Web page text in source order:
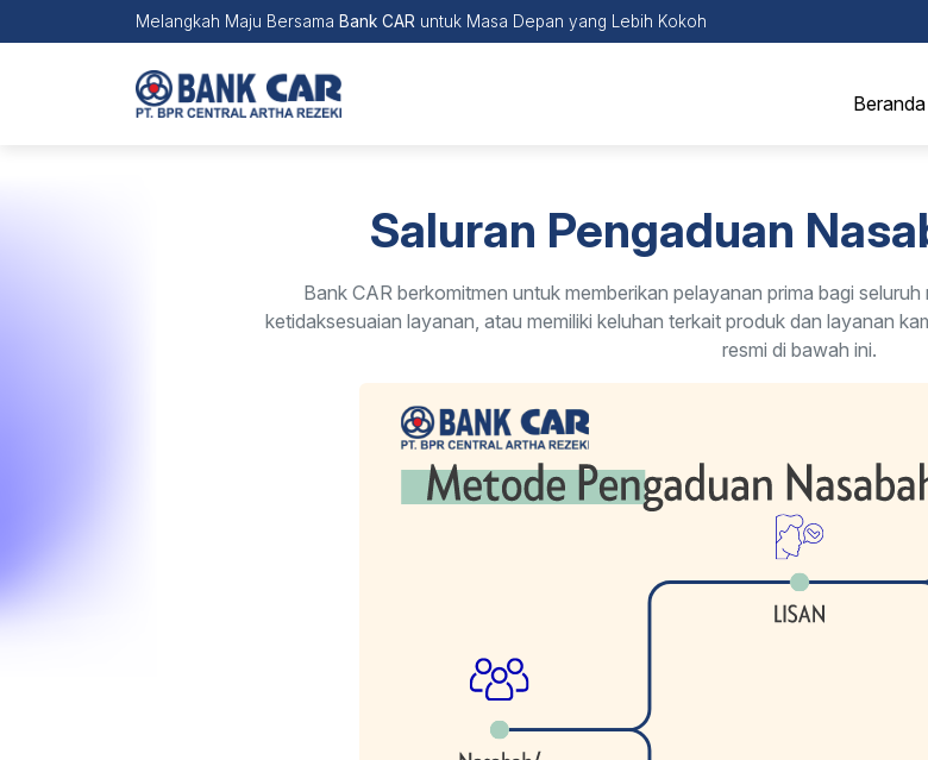
Melangkah Maju Bersama Bank CAR untuk Masa Depan yang Lebih Kokoh
Beranda
Saluran Pengaduan
Bank CAR berkomitmen untuk memberikan pelayanan prima bagi
ketidaksesuaian layanan, atau memiliki keluhan terkait produk dan layanan
resmi di bawah ini.